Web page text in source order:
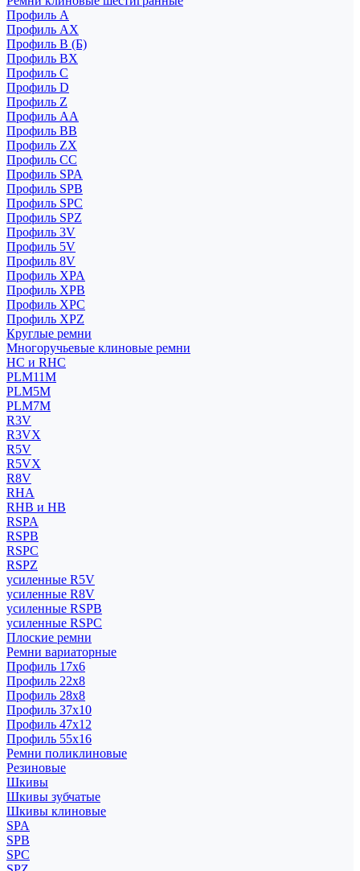
Профиль A
Профиль AX
Профиль B (Б)
Профиль BX
Профиль C
Профиль D
Профиль Z
Профиль АА
Профиль BB
Профиль ZX
Профиль CC
Профиль SPA
Профиль SPB
Профиль SPC
Профиль SPZ
Профиль 3V
Профиль 5V
Профиль 8V
Профиль XPA
Профиль XPB
Профиль XPC
Профиль XPZ
Круглые ремни
Многоручьевые клиновые ремни
HC и RHC
PLM11M
PLM5M
PLM7M
R3V
R3VX
R5V
R5VX
R8V
RHA
RHB и HB
RSPA
RSPB
RSPC
RSPZ
усиленные R5V
усиленные R8V
усиленные RSPB
усиленные RSPC
Плоские ремни
Ремни вариаторные
Профиль 17x6
Профиль 22x8
Профиль 28x8
Профиль 37x10
Профиль 47x12
Профиль 55x16
Ремни поликлиновые
Резиновые
Шкивы
Шкивы зубчатые
Шкивы клиновые
SPA
SPB
SPC